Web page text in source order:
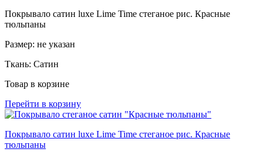
Покрывало сатин luxe Lime Time стеганое рис. Красные
тюльпаны
Размер: не указан
Ткань: Сатин
Товар в корзине
Перейти в корзину
Покрывало сатин luxe Lime Time стеганое рис. Красные
тюльпаны